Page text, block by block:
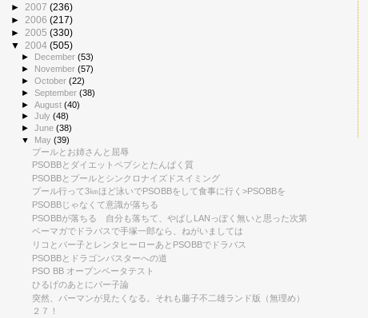
► 2007 (236)
► 2006 (217)
► 2005 (330)
▼ 2004 (505)
► December(53)
► November(57)
►October(22)
►September(38)
►August(40)
►July(48)
►June(38)
▼ May(39)
プールとお姉さんと屈辱
PSOBBとダイエットペプシとたんぱく質
PSOBBとプールとシンクロナイズドスイミング
プール行って3㎞ほど泳いでPSOBBをして食事に行く>PSOBBを
PSOBBじゃなくて意識が落ちる
PSOBBが落ちる 自分も落ちて、やぱしLANっぽく無いと思った次第
ベーマガでドラバスで手塚一郎なら、ねがいましては
リコとパー子とレンタヒーローあとPSOBBでドラバス
PSOBBとドラゴンバスターへの道
PSO BB オープンベータテスト
ひるげのあとにパー子論
突然、パーマンが見たくなる。それも藤子不二雄ランド版（無理め）
２７！